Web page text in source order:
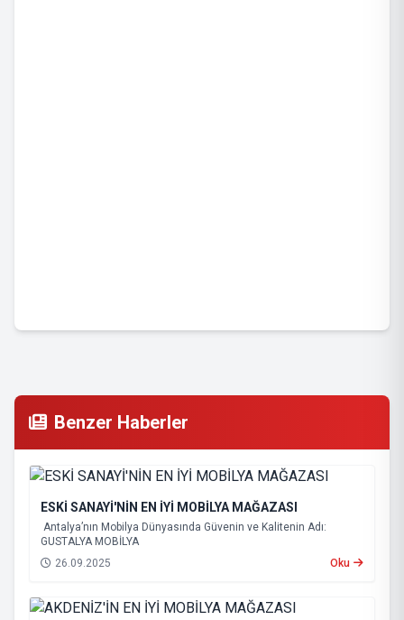
Benzer Haberler
ESKİ SANAYİ'NİN EN İYİ MOBİLYA MAĞAZASI
Antalya’nın Mobilya Dünyasında Güvenin ve Kalitenin Adı:
GUSTALYA MOBİLYA
26.09.2025
Oku